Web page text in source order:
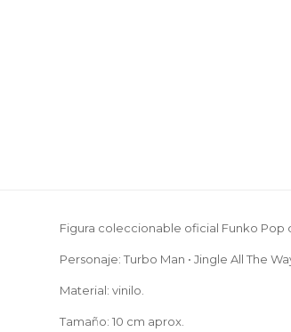
Figura coleccionable oficial Funko Pop
Personaje: Turbo Man • Jingle All The
Material: vinilo.
Tamaño: 10 cm aprox.